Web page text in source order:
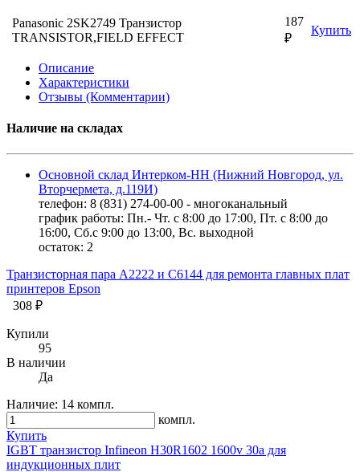
Panasonic 2SK2749 Транзистор
TRANSISTOR,FIELD EFFECT
187
₽
Купить
Описание
Характеристики
Отзывы (Комментарии)
Наличие на складах
Основной склад Интерком-НН (Нижний Новгород, ул.
Вторчермета, д.119И)
телефон: 8 (831) 274-00-00 - многоканальный
график работы: Пн.- Чт. с 8:00 до 17:00, Пт. с 8:00 до
16:00, Сб.с 9:00 до 13:00, Вс. выходной
остаток: 2
Транзисторная пара A2222 и С6144 для ремонта главных плат
принтеров Epson
308 ₽
Купили
95
В наличии
Да
Наличие: 14 компл.
компл.
Купить
IGBT транзистор Infineon H30R1602 1600v 30a для
индукциoнных плит